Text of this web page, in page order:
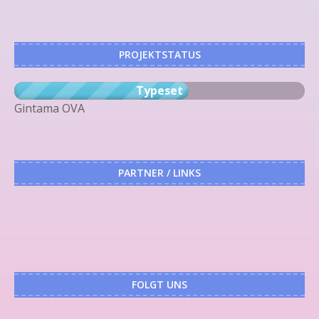
PROJEKTSTATUS
Typeset
Gintama OVA
PARTNER / LINKS
FOLGT UNS